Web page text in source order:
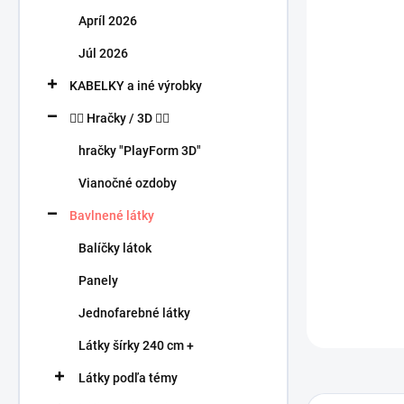
Apríl 2026
Júl 2026
KABELKY a iné výrobky
🧍‍♀️ Hračky / 3D 🧍‍♂️
hračky "PlayForm 3D"
Vianočné ozdoby
Bavlnené látky
Balíčky látok
Panely
Jednofarebné látky
Látky šírky 240 cm +
Látky podľa témy